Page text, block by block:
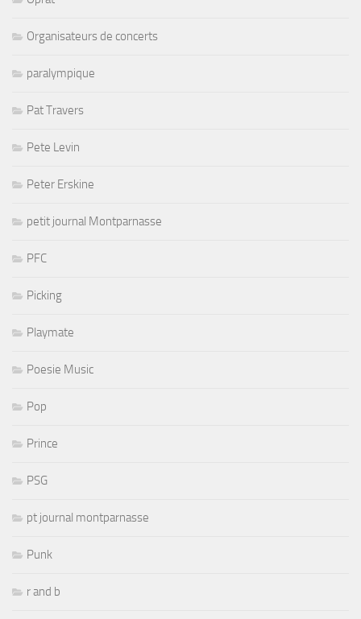
Organisateurs de concerts
paralympique
Pat Travers
Pete Levin
Peter Erskine
petit journal Montparnasse
PFC
Picking
Playmate
Poesie Music
Pop
Prince
PSG
pt journal montparnasse
Punk
r and b